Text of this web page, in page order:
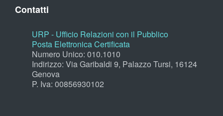
Contatti
URP - Ufficio Relazioni con il Pubblico
Posta Elettronica Certificata
Numero Unico: 010.1010
Indirizzo: Via Garibaldi 9, Palazzo Tursi, 16124
Genova
P. Iva: 00856930102